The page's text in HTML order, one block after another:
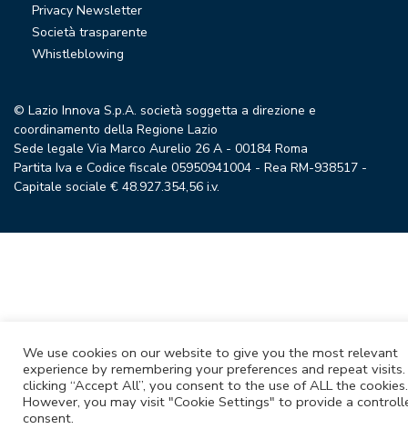
Privacy Newsletter
Società trasparente
Whistleblowing
© Lazio Innova S.p.A. società soggetta a direzione e
coordinamento della Regione Lazio
Sede legale Via Marco Aurelio 26 A - 00184 Roma
Partita Iva e Codice fiscale 05950941004 - Rea RM-938517 -
Capitale sociale € 48.927.354,56 i.v.
We use cookies on our website to give you the most relevant
experience by remembering your preferences and repeat
clicking “Accept All”, you consent to the use of ALL the cookies.
However, you may visit "Cookie Settings" to provide a
consent.